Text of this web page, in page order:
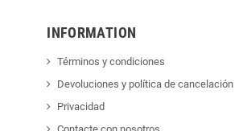
INFORMATION
Términos y condiciones
Devoluciones y política de cancelación
Privacidad